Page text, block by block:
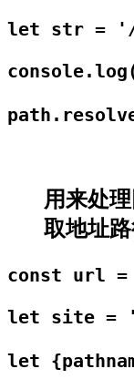
let str = '/
用来处
取地址
const url
let site =
let